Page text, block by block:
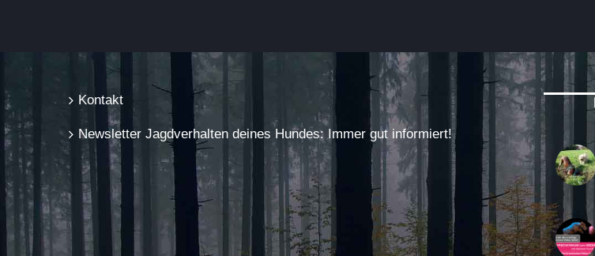
Kontakt
Newsletter Jagdverhalten deines Hundes: Immer gut informiert!